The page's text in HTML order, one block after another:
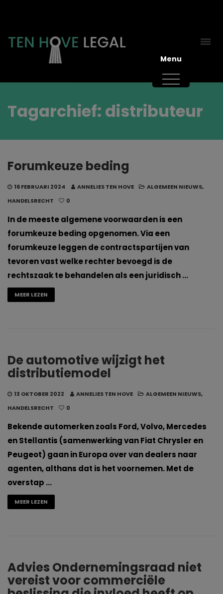
Tagarchief: distributeur
Forumkeuze beding
16 FEBRUARI 2024 ANNELIES TEN HOVE ALGEMEEN NIEUWS,
HANDELSRECHT
0
In de meeste algemene voorwaarden is een
forumkeuze beding opgenomen. Via een
forumkeuze leggen de contractspartijen van
tevoren vast welke rechter bevoegd is de
rechtszaak te behandelen als een juridisch …
MEER LEZEN
De automotive wijzigt het
distributiemodel
13 OKTOBER 2022 ANNELIES TEN HOVE ALGEMEEN NIEUWS,
HANDELSRECHT
0
Bekende automerken zoals Ford, Volvo, Mercedes
en Stellantis (samenwerking van Fiat Chrysler en
Peugeot) gaan in Europa over van dealers naar
agenten, althans dat is het voornemen. Met de
overstap …
MEER LEZEN
Advies Ondernemingsraad niet
vereist voor commerciële
Menu